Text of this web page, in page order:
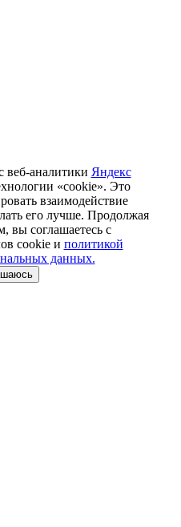
веб-аналитики Яндекс
«cookie». Это
взаимодействие
его лучше. Продолжая
вы соглашаетесь с
cookie и политикой
данных.